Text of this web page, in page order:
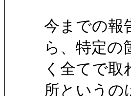
今までの報
ら、特定の
く全てで
所というの